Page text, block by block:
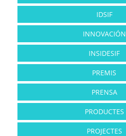
IDSIF
INNOVACIÓN
INSIDESIF
PREMIS
PRENSA
PRODUCTES
PROJECTES